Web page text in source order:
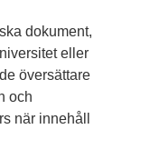
dokument,
eller
översättare
och
när innehåll